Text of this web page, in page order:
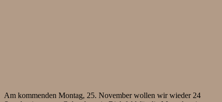
Am kommenden Montag, 25. November wollen wir wieder 24